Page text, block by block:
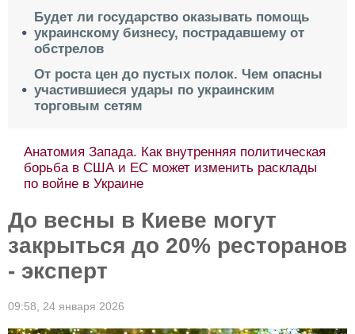
Будет ли государство оказывать помощь
украинскому бизнесу, пострадавшему от
обстрелов
От роста цен до пустых полок. Чем опасны
участившиеся удары по украинским
торговым сетям
Анатомия Запада. Как внутренняя политическая
борьба в США и ЕС может изменить расклады
по войне в Украине
До весны в Киеве могут
закрыться до 20% ресторанов
- эксперт
09:58, 24 января 2026